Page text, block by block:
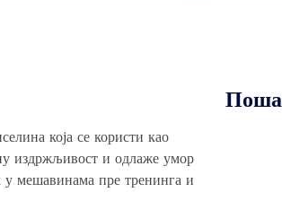
која се користи као
издржљивост и одлаже умор
у мешавинама пре тренинга и